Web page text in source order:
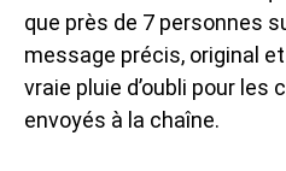
que près de 7 personnes
message précis, original
vraie pluie d’oubli pour les
envoyés à la chaîne.